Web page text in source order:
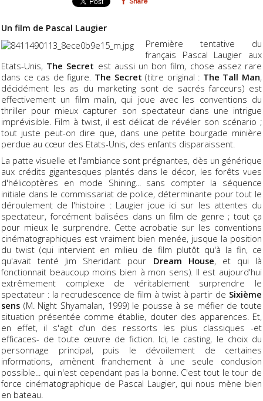
Un film de Pascal Laugier
Première tentative du
français Pascal Laugier aux
Etats-Unis, The Secret est aussi un bon film, chose assez rare
dans ce cas de figure. The Secret (titre original : The Tall Man,
décidément les as du marketing sont de sacrés farceurs) est
effectivement un film malin, qui joue avec les conventions du
thriller pour mieux capturer son spectateur dans une intrigue
imprévisible. Film à twist, il est délicat de révéler son scénario ;
tout juste peut-on dire que, dans une petite bourgade minière
perdue au cœur des Etats-Unis, des enfants disparaissent.
La patte visuelle et l'ambiance sont prégnantes, dès un générique
aux crédits gigantesques plantés dans le décor, les forêts vues
d'hélicoptères en mode Shining... sans compter la séquence
initiale dans le commissariat de police, déterminante pour tout le
déroulement de l'histoire : Laugier joue ici sur les attentes du
spectateur, forcément balisées dans un film de genre ; tout ça
pour mieux le surprendre. Cette acrobatie sur les conventions
cinématographiques est vraiment bien menée, jusque la position
du twist (qui intervient en milieu de film plutôt qu'à la fin, ce
qu'avait tenté Jim Sheridant pour Dream House, et qui là
fonctionnait beaucoup moins bien à mon sens). Il est aujourd'hui
extrêmement complexe de véritablement surprendre le
spectateur : la recrudescence de film à twist à partir de Sixième
sens (M. Night Shyamalan, 1999) le pousse à se méfier de toute
situation présentée comme établie, douter des apparences. Et,
en effet, il s'agit d'un des ressorts les plus classiques -et
efficaces- de toute œuvre de fiction. Ici, le casting, le choix du
personnage principal, puis le dévoilement de certaines
informations, amènent franchement à une seule conclusion
possible... qui n'est cependant pas la bonne. C'est tout le tour de
force cinématographique de Pascal Laugier, qui nous mène bien
en bateau.